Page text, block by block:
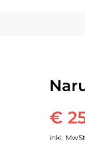
€
inkl.